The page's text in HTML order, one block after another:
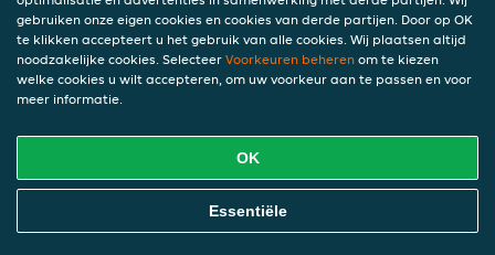
Piet Heinkade 61
1019 GM Amsterdam
Nederland
Bijgewerkte versies van deze
Wij kunnen deze Verklaring van tijd tot tijd bijwerken als
reactie op veranderende juridische, technische of zakelijke
ontwikkelingen. Wanneer wij onze Privacyverklaring
bijwerken, zullen wij passende maatregelen nemen om u
gebruiken onze eigen cookies en cookies van derde partijen. Door op OK
te klikken accepteert u het gebruik van alle cookies. Wij plaatsen altijd
noodzakelijke cookies. Selecteer Voorkeuren beheren om te kiezen
welke cookies u wilt accepteren, om uw voorkeur aan te passen en voor
meer informatie.
OK
Essentiële